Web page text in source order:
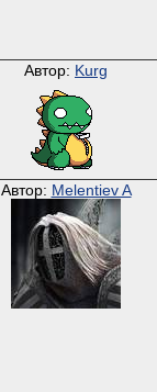
Автор: Kurg
Автор: Melentiev A